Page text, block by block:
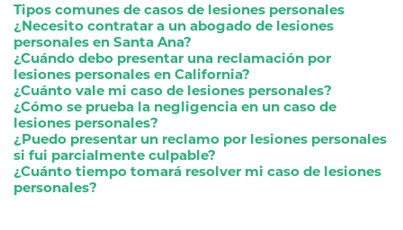
Tipos comunes de casos de lesiones personales
¿Necesito contratar a un abogado de lesiones
personales en Santa Ana?
¿Cuándo debo presentar una reclamación por
lesiones personales en California?
¿Cuánto vale mi caso de lesiones personales?
¿Cómo se prueba la negligencia en un caso de
lesiones personales?
¿Puedo presentar un reclamo por lesiones personales
si fui parcialmente culpable?
¿Cuánto tiempo tomará resolver mi caso de lesiones
personales?